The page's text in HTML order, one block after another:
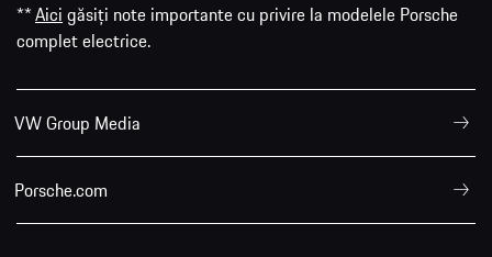
**Aici găsiți note importante cu privire la modelele Porsche
complet electrice.
VW Group Media
Porsche.com